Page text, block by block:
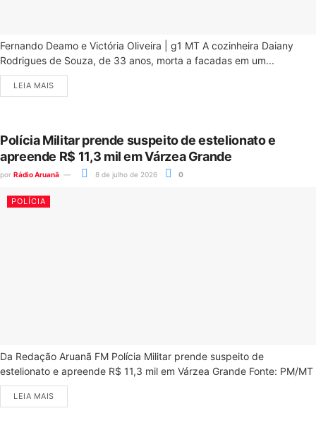
Fernando Deamo e Victória Oliveira | g1 MT A cozinheira Daiany
Rodrigues de Souza, de 33 anos, morta a facadas em um...
LEIA MAIS
Polícia Militar prende suspeito de estelionato e
apreende R$ 11,3 mil em Várzea Grande
por Rádio Aruanã 8 de julho de 2026 0
POLÍCIA
Da Redação Aruanã FM Polícia Militar prende suspeito de
estelionato e apreende R$ 11,3 mil em Várzea Grande Fonte: PM/MT
LEIA MAIS